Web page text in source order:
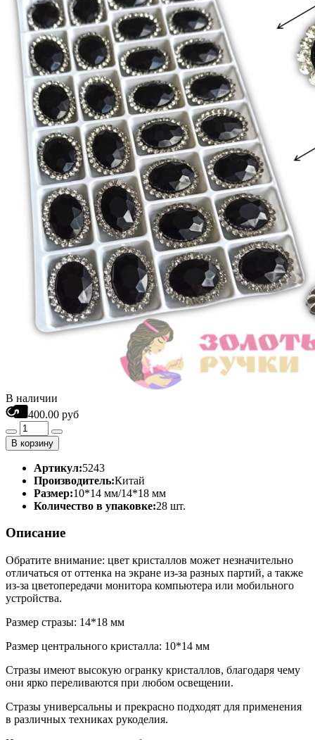
В наличии
400.00 руб
В корзину
Артикул:5243
Производитель:Китай
Размер:10*14 мм/14*18 мм
Количество в упаковке:28 шт.
Описание
Обратите внимание: цвет кристаллов может незначительно
отличаться от оттенка на экране из-за разных партий, а также
из-за цветопередачи монитора компьютера или мобильного
устройства.
Размер стразы: 14*18 мм
Размер центрального кристалла: 10*14 мм
Стразы имеют высокую огранку кристаллов, благодаря чему
они ярко переливаются при любом освещении.
Стразы универсальны и прекрасно подходят для применения
в различных техниках рукоделия.